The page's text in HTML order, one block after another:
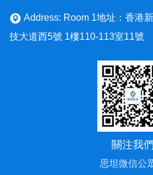
Address: Room 1地址：香港
技大道西5號 1樓110-113室11號
關注我們
思坦微信公